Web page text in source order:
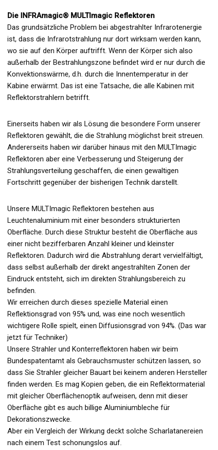
Die INFRAmagic® MULTImagic Reflektoren
Das grundsätzliche Problem bei abgestrahlter Infrarotenergie
ist, dass die Infrarotstrahlung nur dort wirksam werden kann,
wo sie auf den Körper auftrifft. Wenn der Körper sich also
außerhalb der Bestrahlungszone befindet wird er nur durch die
Konvektionswärme, d.h. durch die Innentemperatur in der
Kabine erwärmt. Das ist eine Tatsache, die alle Kabinen mit
Reflektorstrahlern betrifft.
Einerseits haben wir als Lösung die besondere Form unserer
Reflektoren gewählt, die die Strahlung möglichst breit streuen.
Andererseits haben wir darüber hinaus mit den MULTImagic
Reflektoren aber eine Verbesserung und Steigerung der
Strahlungsverteilung geschaffen, die einen gewaltigen
Fortschritt gegenüber der bisherigen Technik darstellt.
Unsere MULTImagic Reflektoren bestehen aus
Leuchtenaluminium mit einer besonders strukturierten
Oberfläche. Durch diese Struktur besteht die Oberfläche aus
einer nicht bezifferbaren Anzahl kleiner und kleinster
Reflektoren. Dadurch wird die Abstrahlung derart vervielfältigt,
dass selbst außerhalb der direkt angestrahlten Zonen der
Eindruck entsteht, sich im direkten Strahlungsbereich zu
befinden.
Wir erreichen durch dieses spezielle Material einen
Reflektionsgrad von 95% und, was eine noch wesentlich
wichtigere Rolle spielt, einen Diffusionsgrad von 94%. (Das war
jetzt für Techniker)
Unsere Strahler und Konterreflektoren haben wir beim
Bundespatentamt als Gebrauchsmuster schützen lassen, so
dass Sie Strahler gleicher Bauart bei keinem anderen Hersteller
finden werden. Es mag Kopien geben, die ein Reflektormaterial
mit gleicher Oberflächenoptik aufweisen, denn mit dieser
Oberfläche gibt es auch billige Aluminiumbleche für
Dekorationszwecke.
Aber ein Vergleich der Wirkung deckt solche Scharlatanereien
nach einem Test schonungslos auf.